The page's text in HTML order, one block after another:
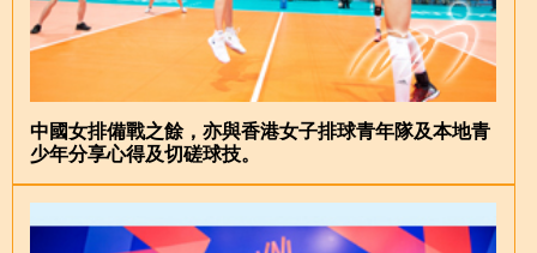
中國女排備戰之餘，亦與香港女子排球青年隊及本地青
少年分享心得及切磋球技。